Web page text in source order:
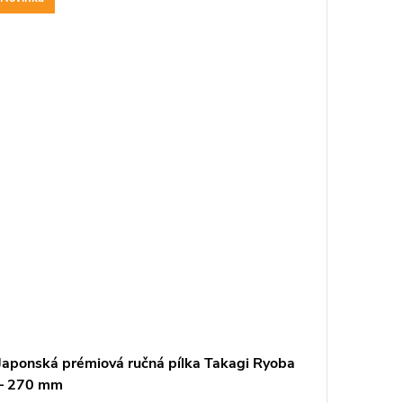
prémiová ručná pílka Takagi Ryoba
270 mm